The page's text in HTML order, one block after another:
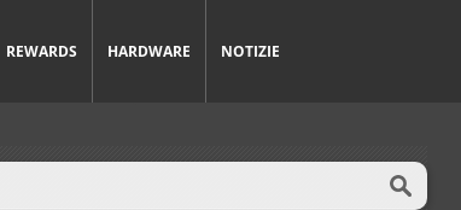
REWARDS HARDWARE NOTIZIE